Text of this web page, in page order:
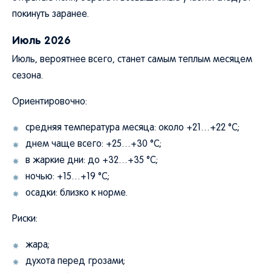
покинуть заранее.
Июль 2026
Июль, вероятнее всего, станет самым теплым месяцем
сезона.
Ориентировочно:
средняя температура месяца: около +21…+22 °C;
днем чаще всего: +25…+30 °C;
в жаркие дни: до +32…+35 °C;
ночью: +15…+19 °C;
осадки: близко к норме.
Риски:
жара;
духота перед грозами;